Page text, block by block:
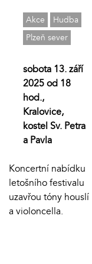
Akce
Hudba
Plzeň sever
sobota 13. září
2025 od 18
hod.,
Kralovice,
kostel Sv. Petra
a Pavla
Koncertní nabídku
letošního festivalu
uzavřou tóny houslí
a violoncella.